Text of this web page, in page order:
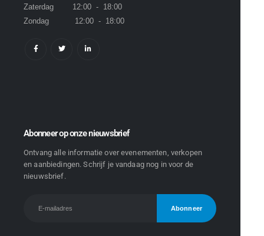
Zaterdag 12:00 - 18:00
Zondag 12:00 - 18:00
Abonneer op onze nieuwsbrief
Ontvang alle informatie over evenementen, verkopen
en aanbiedingen. Schrijf je vandaag nog in voor de
nieuwsbrief.